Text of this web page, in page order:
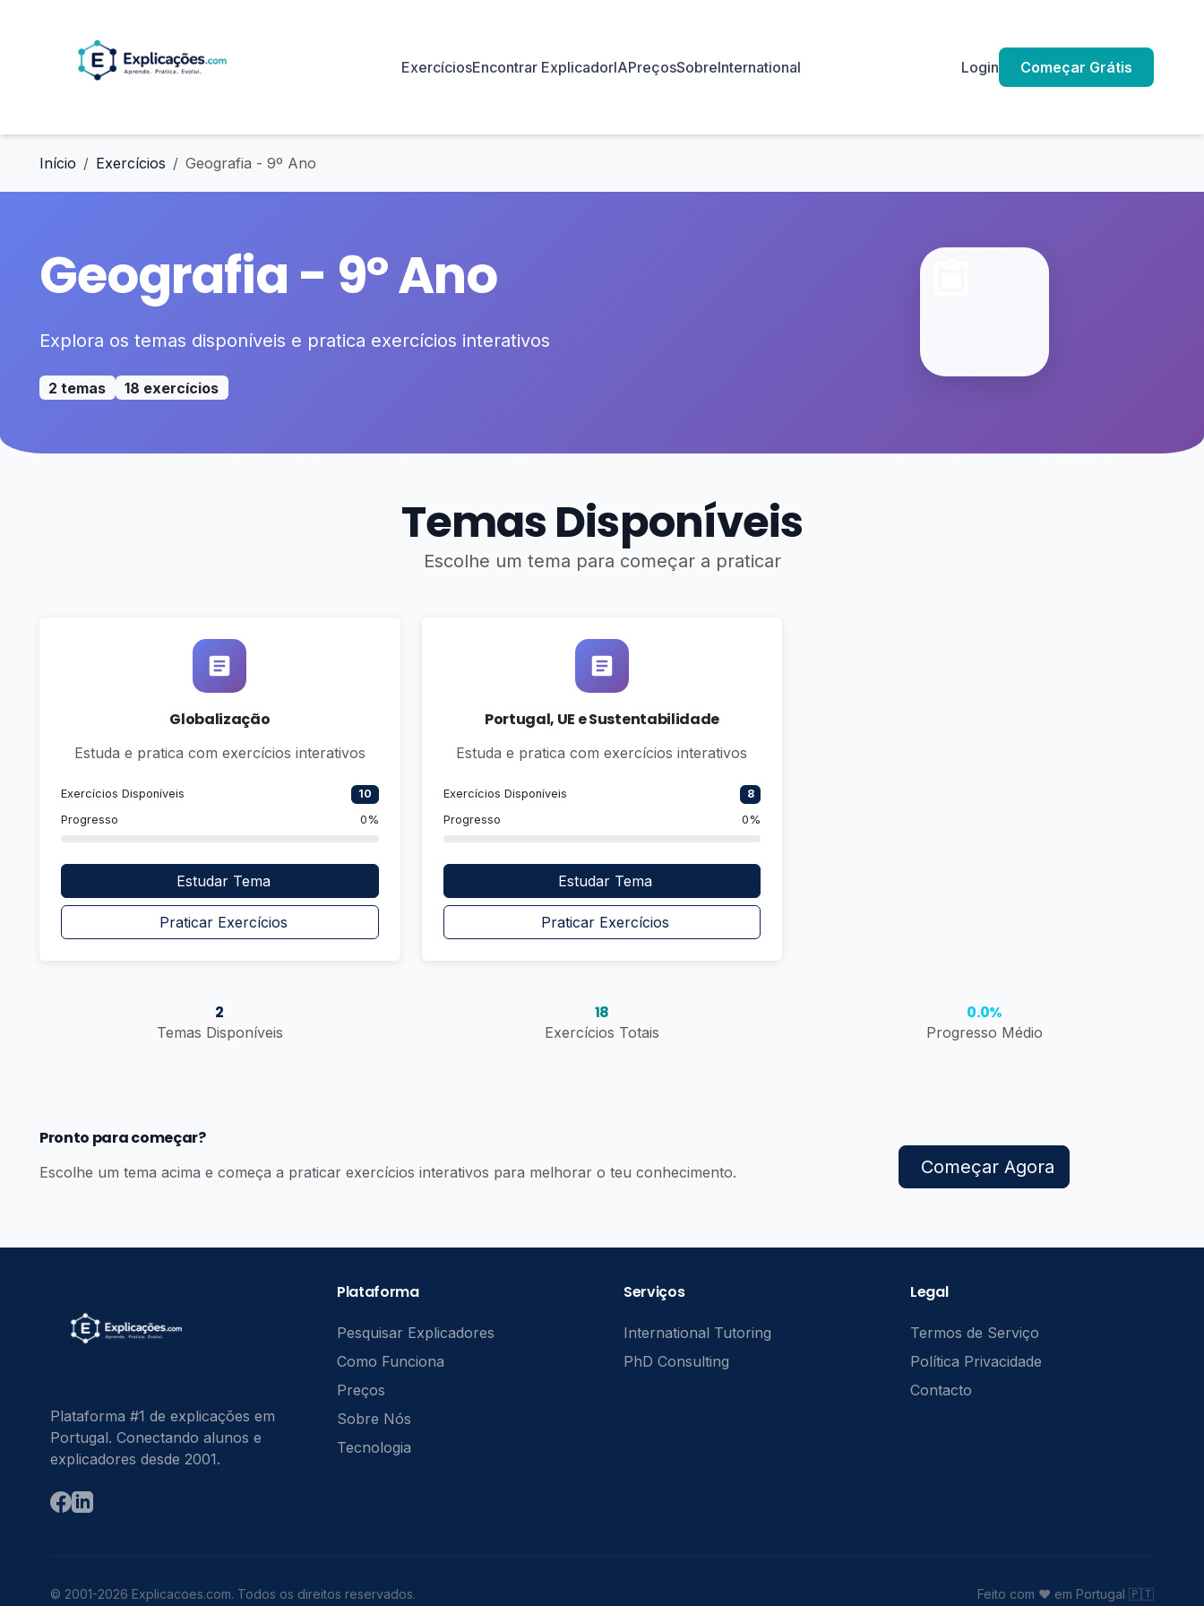
ExercíciosEncontrar ExplicadorIAPreçosSobreInternational Login Começar Grátis
Início Exercícios Geografia - 9º Ano
Geografia - 9º Ano
Explora os temas disponíveis e pratica exercícios interativos
2 temas 18 exercícios
Temas Disponíveis
Escolhe um tema para começar a praticar
Globalização
Estuda e pratica com exercícios interativos
Exercícios Disponíveis
10
Progresso
0%
Estudar Tema
Praticar Exercícios
Portugal, UE e Sustentabilidade
Estuda e pratica com exercícios interativos
Exercícios Disponíveis
8
Progresso
0%
Estudar Tema
Praticar Exercícios
2
Temas Disponíveis
18
Exercícios Totais
0.0%
Progresso Médio
Pronto para começar?
Escolhe um tema acima e começa a praticar exercícios interativos para melhorar o teu conhecimento. Começar Agora
Plataforma #1 de explicações em
Portugal. Conectando alunos e
explicadores desde 2001.
Plataforma
Pesquisar Explicadores
Como Funciona
Preços
Sobre Nós
Tecnologia
Serviços
International Tutoring
PhD Consulting
Legal
Termos de Serviço
Política Privacidade
Contacto
© 2001-2026 Explicacoes.com. Todos os direitos reservados. Feito com ❤️ em Portugal 🇵🇹